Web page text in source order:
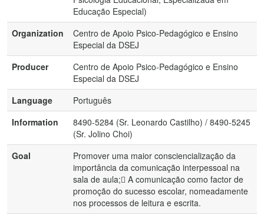
Educação Especial)
Organization
Centro de Apoio Psico-Pedagógico e Ensino
Especial da DSEJ
Producer
Centro de Apoio Psico-Pedagógico e Ensino
Especial da DSEJ
Language
Português
Information
8490-5284 (Sr. Leonardo Castilho) / 8490-5245
(Sr. Jolino Choi)
Goal
Promover uma maior consciencialização da
importância da comunicação interpessoal na
sala de aula; A comunicação como factor de
promoção do sucesso escolar, nomeadamente
nos processos de leitura e escrita.